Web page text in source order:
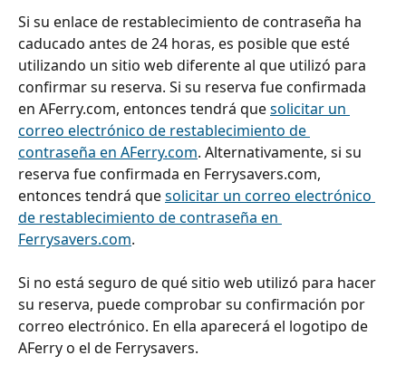
Si su enlace de restablecimiento de contraseña ha
caducado antes de 24 horas, es posible que esté
utilizando un sitio web diferente al que utilizó para
confirmar su reserva. Si su reserva fue confirmada
en AFerry.com, entonces tendrá que solicitar un
correo electrónico de restablecimiento de
contraseña en AFerry.com. Alternativamente, si su
reserva fue confirmada en Ferrysavers.com,
entonces tendrá que solicitar un correo electrónico
de restablecimiento de contraseña en
Ferrysavers.com.
Si no está seguro de qué sitio web utilizó para hacer
su reserva, puede comprobar su confirmación por
correo electrónico. En ella aparecerá el logotipo de
AFerry o el de Ferrysavers.